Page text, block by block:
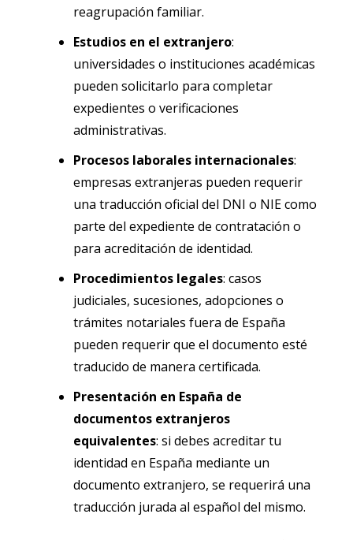
reagrupación familiar.
Estudios en el extranjero:
universidades o instituciones académicas
pueden solicitarlo para completar
expedientes o verificaciones
administrativas.
Procesos laborales internacionales:
empresas extranjeras pueden requerir
una traducción oficial del DNI o NIE como
parte del expediente de contratación o
para acreditación de identidad.
Procedimientos legales: casos
judiciales, sucesiones, adopciones o
trámites notariales fuera de España
pueden requerir que el documento esté
traducido de manera certificada.
Presentación en España de
documentos extranjeros
equivalentes: si debes acreditar tu
identidad en España mediante un
documento extranjero, se requerirá una
traducción jurada al español del mismo.